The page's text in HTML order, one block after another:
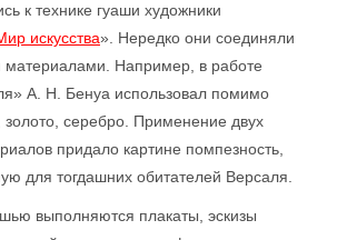
к технике гуаши художники
искусства». Нередко они соединяли
материалами. Например, в работе
А. Н. Бенуа использовал помимо
золото, серебро. Применение двух
придало картине помпезность,
для тогдашних обитателей Версаля.
выполняются плакаты, эскизы